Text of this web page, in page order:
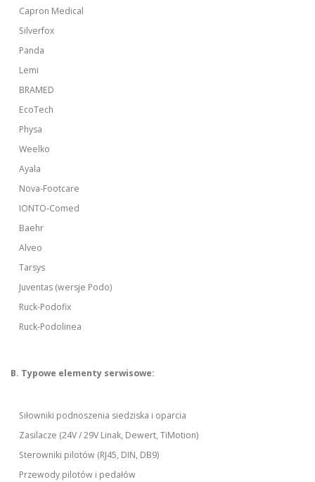
Capron Medical
Silverfox
Panda
Lemi
BRAMED
EcoTech
Physa
Weelko
Ayala
Nova-Footcare
IONTO-Comed
Baehr
Alveo
Tarsys
Juventas (wersje Podo)
Ruck-Podofix
Ruck-Podolinea
B. Typowe elementy serwisowe:
Siłowniki podnoszenia siedziska i oparcia
Zasilacze (24V / 29V Linak, Dewert, TiMotion)
Sterowniki pilotów (RJ45, DIN, DB9)
Przewody pilotów i pedałów